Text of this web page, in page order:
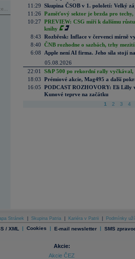
11:29 Skupina ČSOB v 1. pololetí: Velký
11:26 Paměťový sektor je brzda pro techy,
10:27 PREVIEW: CSG míří k dalšímu
knihy
8:43 Rozbřesk: Inflace v červenci mírně
8:40 ČNB rozhodne o sazbách, trhy
6:08
Apple není AI firma. Jeho síla stojí
05.08.2026
22:01
S&P 500 po rekordní rally vyčkával,
18:03 Prémiové akcie, Mag495 a další
16:05 PODCAST ROZHOVORY: Eli Lilly
Kunové teprve na začátku
1 2 3 4
Stránek Skupina Patria Kariéra v Patrii Podmínky
/ XML | Cookies | E-mail newsletter | SMS
Akcie:
Akcie ČEZ